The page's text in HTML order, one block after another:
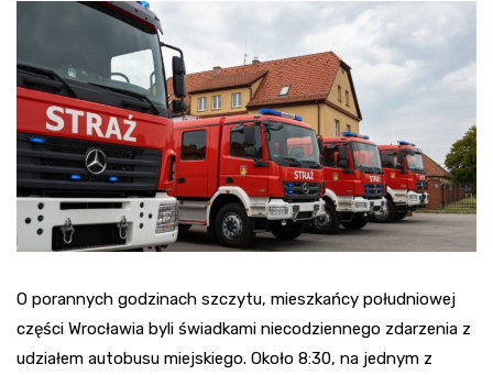
O porannych godzinach szczytu, mieszkańcy południowej
części Wrocławia byli świadkami niecodziennego zdarzenia z
udziałem autobusu miejskiego. Około 8:30, na jednym z